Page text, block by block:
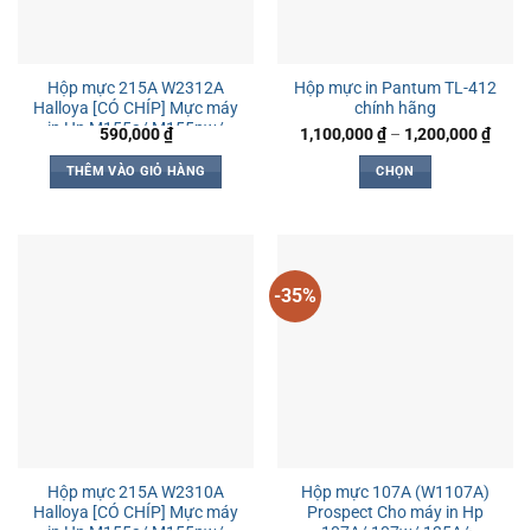
Hộp mực 215A W2312A
Halloya [CÓ CHÍP] Mực máy
in Hp M155a/ M155nw/
M182n/ M182nw/ M183fw
590,000₫
THÊM VÀO GIỎ HÀNG
Hộp mực in Pantum TL-412
chính hãng
1,100,000₫ – 1,200,000₫
giá:
CHỌN
được
chọn
Hộp mực 215A W2310A
Halloya [CÓ CHÍP] Mực máy
-35%
Hộp mực 107A (W1107A)
Prospect Cho máy in Hp